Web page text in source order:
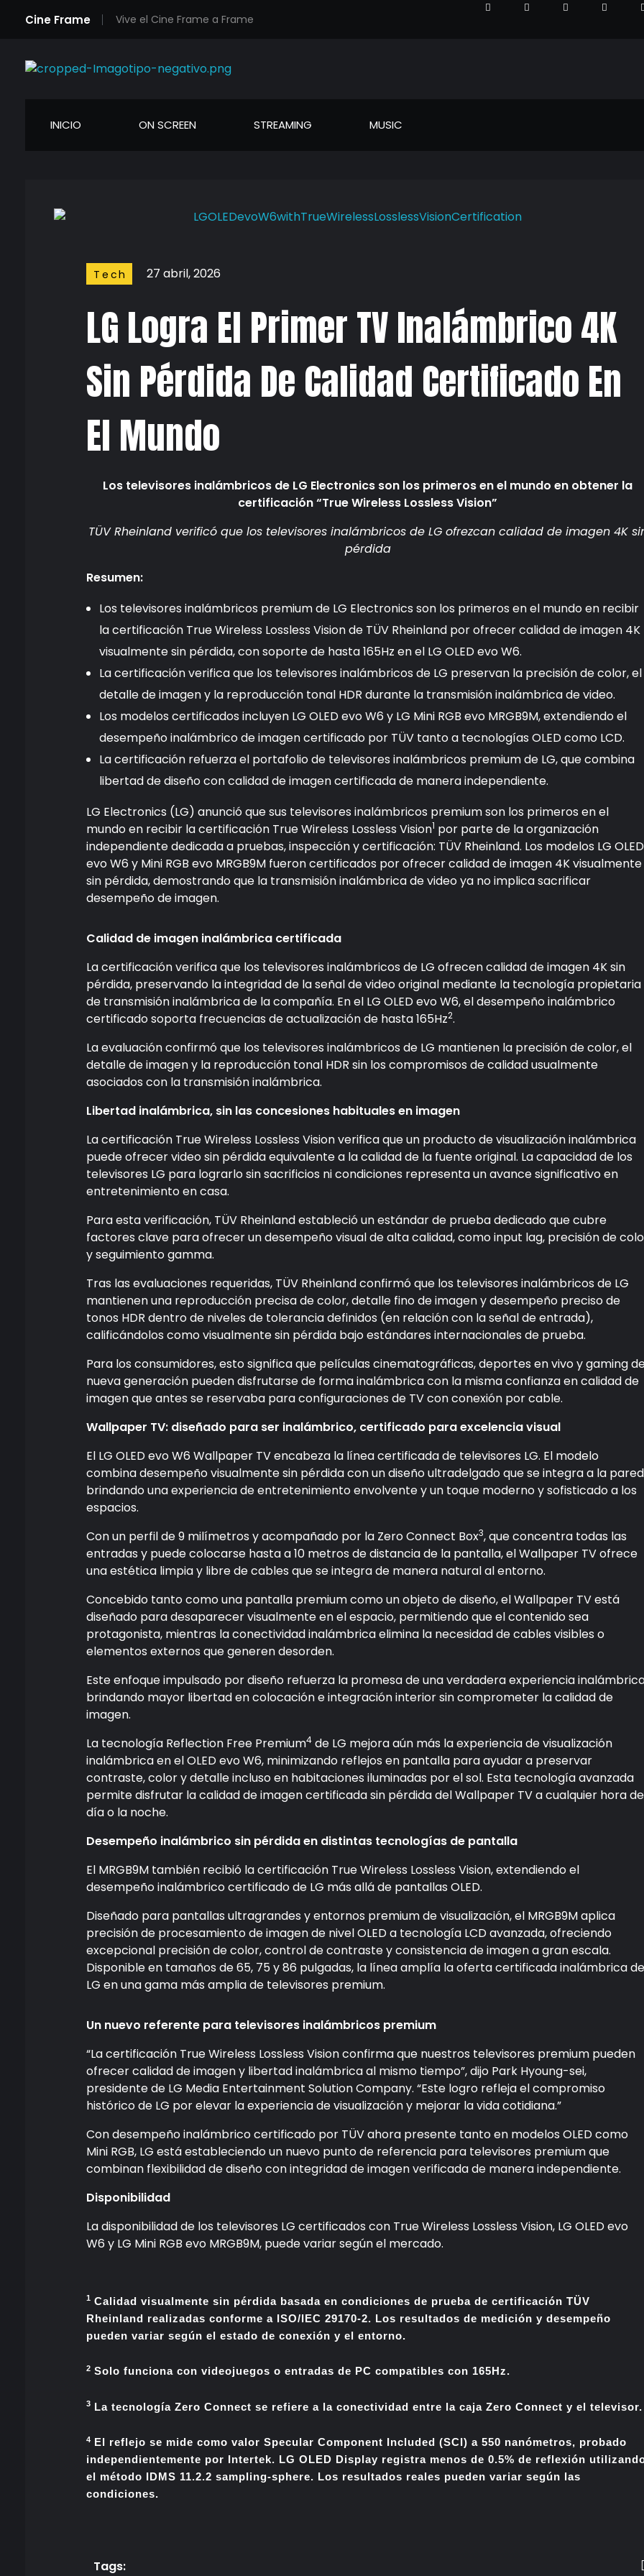
Cine Frame Vive el Cine Frame a Frame
INICIO ON SCREEN STREAMING MUSIC
LG Logra El Primer TV Inalámbrico 4K
Sin Pérdida De Calidad Certificado En
El Mundo
27 abril, 2026
Tech
Los televisores inalámbricos de LG Electronics son los primeros en el mundo en obtener la
certificación “True Wireless Lossless Vision”
TÜV Rheinland verificó que los televisores inalámbricos de LG ofrezcan calidad de imagen 4K
pérdida
Resumen:
Los televisores inalámbricos premium de LG Electronics son los primeros en el mundo en recibir
la certificación True Wireless Lossless Vision de TÜV Rheinland por ofrecer calidad de imagen 4K
visualmente sin pérdida, con soporte de hasta 165Hz en el LG OLED evo W6.
La certificación verifica que los televisores inalámbricos de LG preservan la precisión de color, el
detalle de imagen y la reproducción tonal HDR durante la transmisión inalámbrica de video.
Los modelos certificados incluyen LG OLED evo W6 y LG Mini RGB evo MRGB9M, extendiendo el
desempeño inalámbrico de imagen certificado por TÜV tanto a tecnologías OLED como LCD.
La certificación refuerza el portafolio de televisores inalámbricos premium de LG, que combina
libertad de diseño con calidad de imagen certificada de manera independiente.
LG Electronics (LG) anunció que sus televisores inalámbricos premium son los primeros en el
mundo en recibir la certificación True Wireless Lossless Vision1 por parte de la organización
independiente dedicada a pruebas, inspección y certificación: TÜV Rheinland. Los modelos LG OLED
evo W6 y Mini RGB evo MRGB9M fueron certificados por ofrecer calidad de imagen 4K visualmente
sin pérdida, demostrando que la transmisión inalámbrica de video ya no implica sacrificar
desempeño de imagen.
Calidad de imagen inalámbrica certificada
La certificación verifica que los televisores inalámbricos de LG ofrecen calidad de imagen 4K sin
pérdida, preservando la integridad de la señal de video original mediante la tecnología propietaria
de transmisión inalámbrica de la compañía. En el LG OLED evo W6, el desempeño inalámbrico
certificado soporta frecuencias de actualización de hasta 165Hz2.
La evaluación confirmó que los televisores inalámbricos de LG mantienen la precisión de color, el
detalle de imagen y la reproducción tonal HDR sin los compromisos de calidad usualmente
asociados con la transmisión inalámbrica.
Libertad inalámbrica, sin las concesiones habituales en imagen
La certificación True Wireless Lossless Vision verifica que un producto de visualización inalámbrica
puede ofrecer video sin pérdida equivalente a la calidad de la fuente original. La capacidad de los
televisores LG para lograrlo sin sacrificios ni condiciones representa un avance significativo en
entretenimiento en casa.
Para esta verificación, TÜV Rheinland estableció un estándar de prueba dedicado que cubre
factores clave para ofrecer un desempeño visual de alta calidad, como input lag, precisión de
y seguimiento gamma.
Tras las evaluaciones requeridas, TÜV Rheinland confirmó que los televisores inalámbricos de LG
mantienen una reproducción precisa de color, detalle fino de imagen y desempeño preciso de
tonos HDR dentro de niveles de tolerancia definidos (en relación con la señal de entrada),
calificándolos como visualmente sin pérdida bajo estándares internacionales de prueba.
Para los consumidores, esto significa que películas cinematográficas, deportes en vivo y gaming
nueva generación pueden disfrutarse de forma inalámbrica con la misma confianza en calidad de
imagen que antes se reservaba para configuraciones de TV con conexión por cable.
Wallpaper TV: diseñado para ser inalámbrico, certificado para excelencia visual
El LG OLED evo W6 Wallpaper TV encabeza la línea certificada de televisores LG. El modelo
combina desempeño visualmente sin pérdida con un diseño ultradelgado que se integra a la
brindando una experiencia de entretenimiento envolvente y un toque moderno y sofisticado a los
espacios.
Con un perfil de 9 milímetros y acompañado por la Zero Connect Box3, que concentra todas las
entradas y puede colocarse hasta a 10 metros de distancia de la pantalla, el Wallpaper TV ofrece
una estética limpia y libre de cables que se integra de manera natural al entorno.
Concebido tanto como una pantalla premium como un objeto de diseño, el Wallpaper TV está
diseñado para desaparecer visualmente en el espacio, permitiendo que el contenido sea
protagonista, mientras la conectividad inalámbrica elimina la necesidad de cables visibles o
elementos externos que generen desorden.
Este enfoque impulsado por diseño refuerza la promesa de una verdadera experiencia
brindando mayor libertad en colocación e integración interior sin comprometer la calidad de
imagen.
La tecnología Reflection Free Premium4 de LG mejora aún más la experiencia de visualización
inalámbrica en el OLED evo W6, minimizando reflejos en pantalla para ayudar a preservar
contraste, color y detalle incluso en habitaciones iluminadas por el sol. Esta tecnología avanzada
permite disfrutar la calidad de imagen certificada sin pérdida del Wallpaper TV a cualquier hora
día o la noche.
Desempeño inalámbrico sin pérdida en distintas tecnologías de pantalla
El MRGB9M también recibió la certificación True Wireless Lossless Vision, extendiendo el
desempeño inalámbrico certificado de LG más allá de pantallas OLED.
Diseñado para pantallas ultragrandes y entornos premium de visualización, el MRGB9M aplica
precisión de procesamiento de imagen de nivel OLED a tecnología LCD avanzada, ofreciendo
excepcional precisión de color, control de contraste y consistencia de imagen a gran escala.
Disponible en tamaños de 65, 75 y 86 pulgadas, la línea amplía la oferta certificada inalámbrica de
LG en una gama más amplia de televisores premium.
Un nuevo referente para televisores inalámbricos premium
“La certificación True Wireless Lossless Vision confirma que nuestros televisores premium pueden
ofrecer calidad de imagen y libertad inalámbrica al mismo tiempo”, dijo Park Hyoung-sei,
presidente de LG Media Entertainment Solution Company. “Este logro refleja el compromiso
histórico de LG por elevar la experiencia de visualización y mejorar la vida cotidiana.”
Con desempeño inalámbrico certificado por TÜV ahora presente tanto en modelos OLED como
Mini RGB, LG está estableciendo un nuevo punto de referencia para televisores premium que
combinan flexibilidad de diseño con integridad de imagen verificada de manera independiente.
Disponibilidad
La disponibilidad de los televisores LG certificados con True Wireless Lossless Vision, LG OLED evo
W6 y LG Mini RGB evo MRGB9M, puede variar según el mercado.
1 Calidad visualmente sin pérdida basada en condiciones de prueba de certificación TÜV
Rheinland realizadas conforme a ISO/IEC 29170-2. Los resultados de medición y desempeño
pueden variar según el estado de conexión y el entorno.
2 Solo funciona con videojuegos o entradas de PC compatibles con 165Hz.
3 La tecnología Zero Connect se refiere a la conectividad entre la caja Zero Connect y el televisor.
4 El reflejo se mide como valor Specular Component Included (SCI) a 550 nanómetros, probado
independientemente por Intertek. LG OLED Display registra menos de 0.5% de reflexión
el método IDMS 11.2.2 sampling-sphere. Los resultados reales pueden variar según las
condiciones.
Tags: